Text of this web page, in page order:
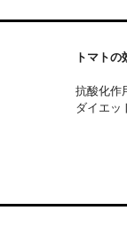
トマトの
抗酸化作
ダイエッ